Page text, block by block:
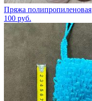
Пряжа полипропиленовая
100 руб.